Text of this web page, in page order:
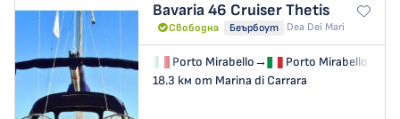
Bavaria 46 CruiserThetis
Свободна Беърбоут Dea Dei Mari
Porto Mirabello→
Porto Mirabello
18.3 км от Marina di Carrara